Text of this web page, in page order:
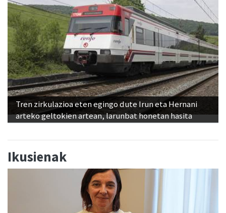
Tren zirkulazioa eten egingo dute Irun eta Hernani
arteko geltokien artean, larunbat honetan hasita
Ikusienak